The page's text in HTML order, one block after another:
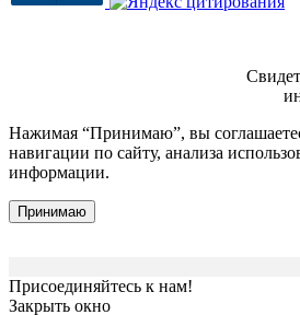
Нажимая “Принимаю”, вы
навигации по сайту, анализа
информации.
Принимаю
Присоединяйтесь к нам!
Закрыть окно